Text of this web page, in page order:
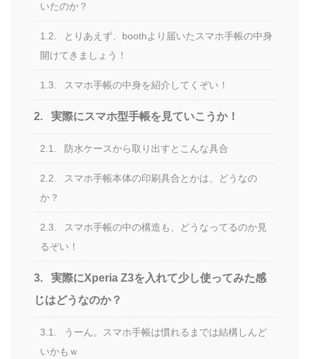
いたのか？
1.2.
とりあえず、boothより届いたスマホ手帳の中身
開けてきましょう！
1.3. スマホ手帳の中身を紹介してくぞい！
2. 実際にスマホ型手帳を見ていこうか！
2.1. 防水ケースから取り出すとこんな具合
2.2.
スマホ手帳本体の印刷具合とかは、どうなの
か？
2.3.
スマホ手帳の中の構造も、どうなってるのか見
るぞい！
3.
実際にXperia Z3を入れて少し使ってみた感
じはどうなのか？
3.1.
うーん。スマホ手帳は慣れるまでは結構しんど
いかもｗ